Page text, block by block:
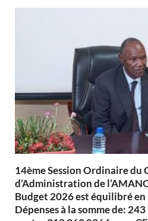
14ème Session Ordinaire du
d’Administration de
Budget 2026 est équilibré en
Dépenses à la somme de: